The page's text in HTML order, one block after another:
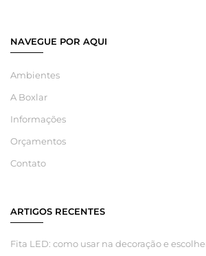
NAVEGUE POR AQUI
Ambientes
A Boxlar
Informações
Orçamentos
Contato
ARTIGOS RECENTES
Fita LED: como usar na decoração e